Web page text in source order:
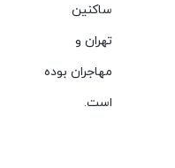
ساکنین
تهران و
مهاجران بوده
است.